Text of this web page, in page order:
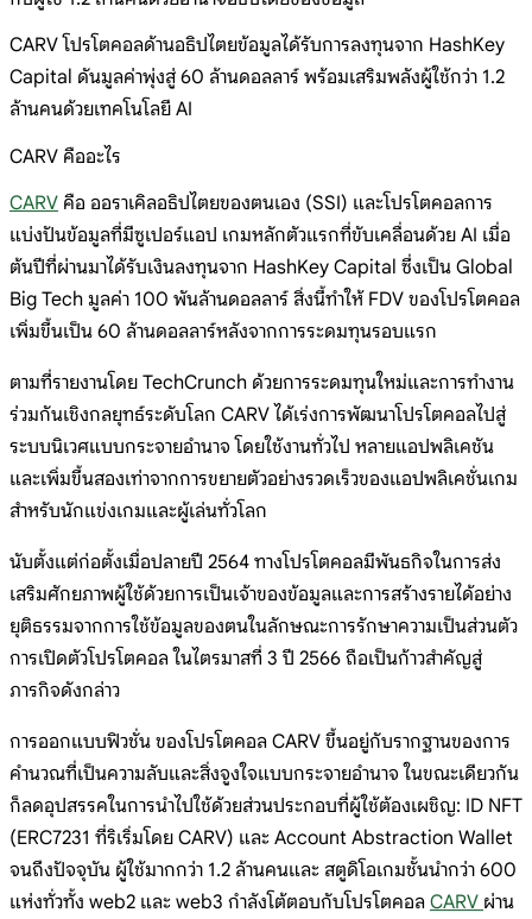
CARV โปรโตคอลด้านอธิปไตยข้อมูลได้รับการลงทุนจาก HashKey
Capital ดันมูลค่าพุ่งสู่ 60 ล้านดอลลาร์ พร้อมเสริมพลังผู้ใช้กว่า 1.2
ล้านคนด้วยเทคโนโลยี AI
CARV คืออะไร
CARV คือ ออราเคิลอธิปไตยของตนเอง (SSI) และโปรโตคอลการ
แบ่งปันข้อมูลที่มีซูเปอร์แอป เกมหลักตัวแรกที่ขับเคลื่อนด้วย AI เมื่อ
ต้นปีที่ผ่านมาได้รับเงินลงทุนจาก HashKey Capital ซึ่งเป็น Global
Big Tech มูลค่า 100 พันล้านดอลลาร์ สิ่งนี้ทำให้ FDV ของโปรโตคอล
เพิ่มขึ้นเป็น 60 ล้านดอลลาร์หลังจากการระดมทุนรอบแรก
ตามที่รายงานโดย TechCrunch ด้วยการระดมทุนใหม่และการทำงาน
ร่วมกันเชิงกลยุทธ์ระดับโลก CARV ได้เร่งการพัฒนาโปรโตคอลไปสู่
ระบบนิเวศแบบกระจายอำนาจ โดยใช้งานทั่วไป หลายแอปพลิเคชัน
และเพิ่มขึ้นสองเท่าจากการขยายตัวอย่างรวดเร็วของแอปพลิเคชั่นเกม
สำหรับนักแข่งเกมและผู้เล่นทั่วโลก
นับตั้งแต่ก่อตั้งเมื่อปลายปี 2564 ทางโปรโตคอลมีพันธกิจในการส่ง
เสริมศักยภาพผู้ใช้ด้วยการเป็นเจ้าของข้อมูลและการสร้างรายได้อย่าง
ยุติธรรมจากการใช้ข้อมูลของตนในลักษณะการรักษาความเป็นส่วนตัว
การเปิดตัวโปรโตคอล ในไตรมาสที่ 3 ปี 2566 ถือเป็นก้าวสำคัญสู่
ภารกิจดังกล่าว
การออกแบบฟิวชั่น ของโปรโตคอล CARV ขึ้นอยู่กับรากฐานของการ
คำนวณที่เป็นความลับและสิ่งจูงใจแบบกระจายอำนาจ ในขณะเดียวกัน
ก็ลดอุปสรรคในการนำไปใช้ด้วยส่วนประกอบที่ผู้ใช้ต้องเผชิญ: ID NFT
(ERC7231 ที่ริเริ่มโดย CARV) และ Account Abstraction Wallet
จนถึงปัจจุบัน ผู้ใช้มากกว่า 1.2 ล้านคนและ สตูดิโอเกมชั้นนำกว่า 600
แห่งทั่วทั้ง web2 และ web3 กำลังโต้ตอบกับโปรโตคอล CARV ผ่าน